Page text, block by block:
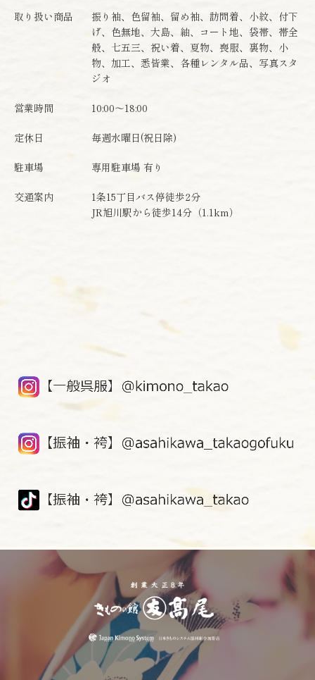
取り扱い商品
振り袖、色留袖、留め袖、訪問着、小紋、付下
げ、色無地、大島、紬、コート地、袋帯、帯全
般、七五三、祝い着、夏物、喪服、裏物、小
物、加工、悉皆業、各種レンタル品、写真スタ
ジオ
営業時間 10:00～18:00
定休日 毎週水曜日(祝日除)
駐車場 専用駐車場 有り
交通案内
1条15丁目バス停徒歩2分
JR旭川駅から徒歩14分（1.1km）